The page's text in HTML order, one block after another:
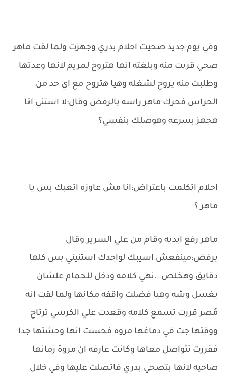
وفي يوم جديد صحيت احلام بدري وجهزت ولما لقت ماهر
صحي قربت منه وبلغته انها هتروح لمريم لانها وعدتها
وطلبت منه يروح لشغله وهيا هتروح مع اي حد من
الحراس فحرك ماهر راسه بالرفض وقال:لا استني انا
هجهز بسرعه وهوصلك بنفسي؟
احلام اتكلمت باعتراض:انا مش عاوزه اتعبك بس يا
ماهر ؟
ماهر رفع ايديه وقام من علي السرير وقال
برفض:مينفعش اسيبك لواحدك استنيني بس كلها
دقايق وهخلص ..نهي كلامه ودخل للحمام علشان
يغسل وشه وهيا فضلت واقفه مكانها ولما لقت انه
مُصر قررت تسمع كلامه وقعدت علي الكرسي ترتاح
ووقتها جت في دماغها مروه فحست انها وحشتها جدا
فقررت تتواصل معاها وكانت عارفه ان مروة زمانها
صاحيه لانها بتصحي بدري فاتصلت عليها وفي خلال